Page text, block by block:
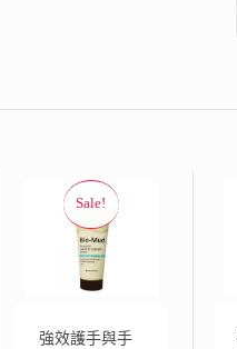
強效護手與手